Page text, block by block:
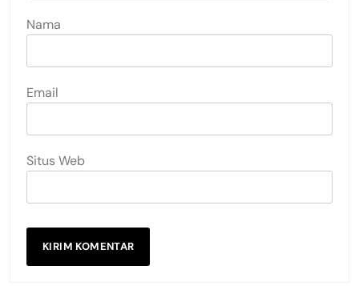
Nama
Email
Situs Web